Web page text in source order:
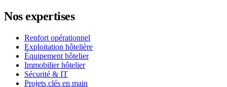
Nos expertises
Renfort opérationnel
Exploitation hôtelière
Équipement hôtelier
Immobilier hôtelier
Sécurité & IT
Projets clés en main